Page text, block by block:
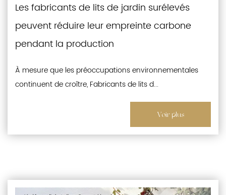
Les fabricants de lits de jardin surélevés
peuvent réduire leur empreinte carbone
pendant la production
À mesure que les préoccupations environnementales
continuent de croître, Fabricants de lits d...
Voir plus